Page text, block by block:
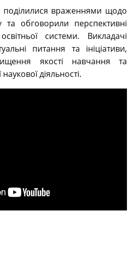
поділилися враженнями щодо
та обговорили перспективні
системи. Викладачі
питання та ініціативи,
якості навчання та
діяльності.